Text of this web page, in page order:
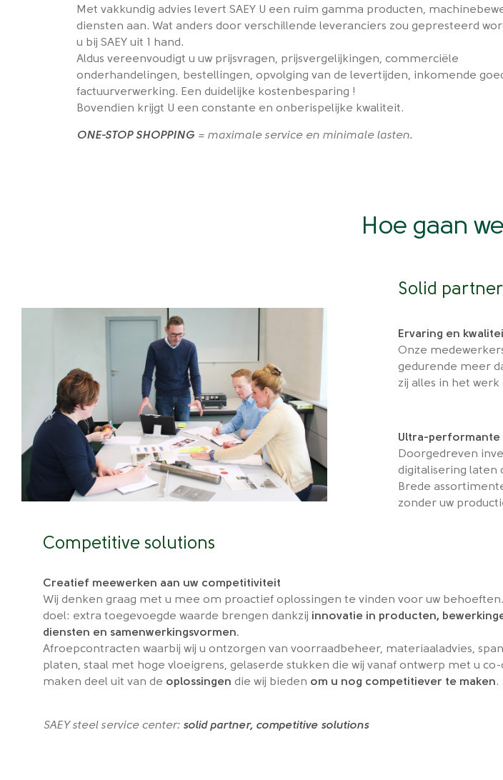
Met vakkundig advies levert SAEY U een ruim gamma producten,
diensten aan. Wat anders door verschillende leveranciers zou gepresteerd
u bij SAEY uit 1 hand.
Aldus vereenvoudigt u uw prijsvragen, prijsvergelijkingen, commerciële
onderhandelingen, bestellingen, opvolging van de levertijden, inkomende
factuurverwerking. Een duidelijke kostenbesparing !
Bovendien krijgt U een constante en onberispelijke kwaliteit.
ONE-STOP SHOPPING= maximale service en minimale lasten.
Hoe gaan
Solid partner
Ervaring en
Onze
gedurende meer
zij alles in het
Ultra-performante
Doorgedreven
digitalisering laten
Brede
zonder uw
Competitive solutions
Creatief meewerken aan uw competitiviteit
Wij denken graag met u mee om proactief oplossingen te vinden voor uw
doel: extra toegevoegde waarde brengen dankzij innovatie in producten,
diensten en samenwerkingsvormen.
Afroepcontracten waarbij wij u ontzorgen van voorraadbeheer, materiaaladvies,
platen, staal met hoge vloeigrens, gelaserde stukken die wij vanaf ontwerp met u co-
maken deel uit van de oplossingen die wij bieden om u nog competitiever te maken.
SAEY steel service center: solid partner, competitive solutions